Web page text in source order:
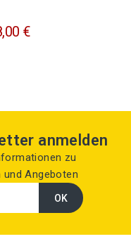
€
anmelden
zu
Angeboten